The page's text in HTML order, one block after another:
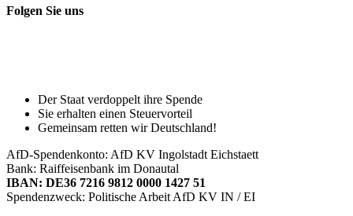
Folgen Sie uns
Der Staat verdoppelt ihre Spende
Sie erhalten einen Steuervorteil
Gemeinsam retten wir Deutschland!
AfD-Spendenkonto: AfD KV Ingolstadt Eichstaett
Bank: Raiffeisenbank im Donautal
IBAN: DE36 7216 9812 0000 1427 51
Spendenzweck: Politische Arbeit AfD KV IN / EI